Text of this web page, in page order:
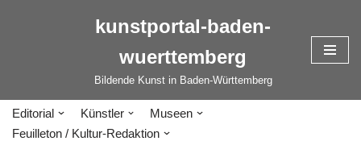
kunstportal-baden-
wuerttemberg
Bildende Kunst in Baden-Württemberg
Editorial Künstler
Museen
Feuilleton / Kultur-Redaktion